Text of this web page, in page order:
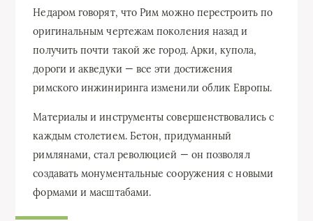
Недаром говорят, что Рим можно перестроить по
оригинальным чертежам поколения назад и
получить почти такой же город. Арки, купола,
дороги и акведуки — все эти достижения
римского инжиниринга изменили облик Европы.
Материалы и инструменты совершенствовались с
каждым столетием. Бетон, придуманный
римлянами, стал революцией — он позволял
создавать монументальные сооружения с новыми
формами и масштабами.